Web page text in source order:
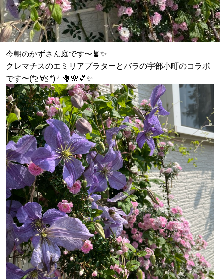
今朝のかずさん庭です〜🪴✨
クレマチスのエミリアプラターとバラの宇部小町のコラボ
です〜(*≧∀≦*)╯🪻🌸💕✨